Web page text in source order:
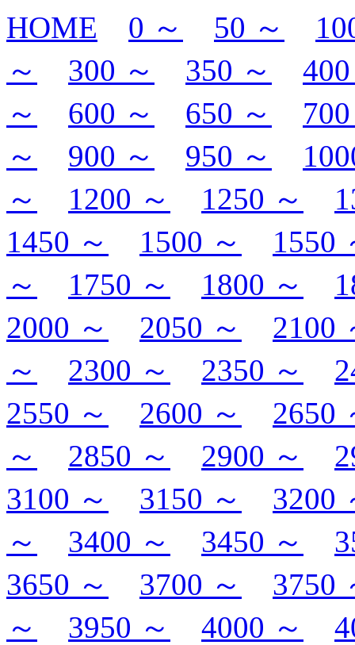
HOME 0 ～ 50 ～
～
300 ～ 350 ～
～
600 ～ 650 ～
～
900 ～ 950 ～
～
1200 ～ 1250 ～
1450 ～
1500 ～
1550
～
1750 ～ 1800 ～
2000 ～
2050 ～
2100
～
2300 ～ 2350 ～
2550 ～
2600 ～
2650
～
2850 ～ 2900 ～
3100 ～
3150 ～
3200
～
3400 ～ 3450 ～
3650 ～
3700 ～
3750
～
3950 ～ 4000 ～